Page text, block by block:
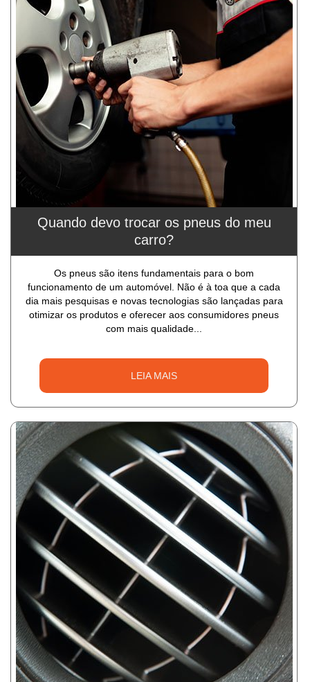
Quando devo trocar os pneus do meu
carro?
Os pneus são itens fundamentais para o bom
funcionamento de um automóvel. Não é à toa que a cada
dia mais pesquisas e novas tecnologias são lançadas para
otimizar os produtos e oferecer aos consumidores pneus
com mais qualidade...
LEIA MAIS